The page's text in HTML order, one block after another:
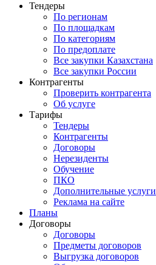
Тендеры
По регионам
По площадкам
По категориям
По предоплате
Все закупки Казахстана
Все закупки России
Контрагенты
Проверить контрагента
Об услуге
Тарифы
Тендеры
Контрагенты
Договоры
Нерезиденты
Обучение
ПКО
Дополнительные услуги
Реклама на сайте
Планы
Договоры
Договоры
Предметы договоров
Выгрузка договоров